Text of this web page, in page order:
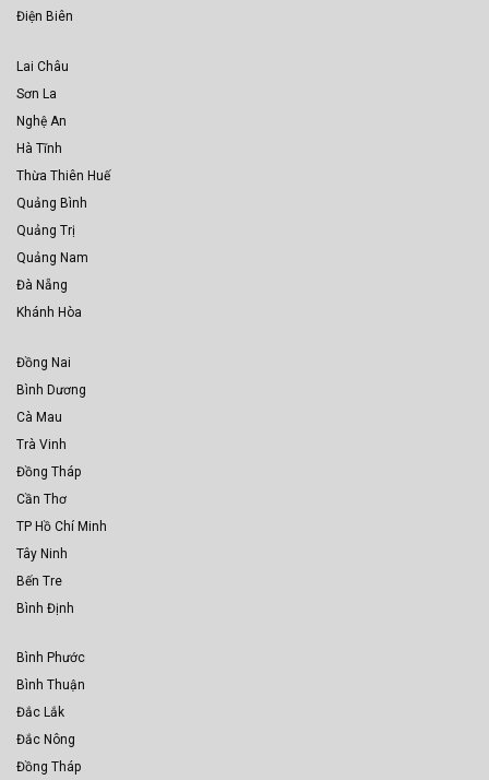
Điện Biên
Lai Châu
Sơn La
Nghệ An
Hà Tĩnh
Thừa Thiên Huế
Quảng Bình
Quảng Trị
Quảng Nam
Đà Nẵng
Khánh Hòa
Đồng Nai
Bình Dương
Cà Mau
Trà Vinh
Đồng Tháp
Cần Thơ
TP Hồ Chí Minh
Tây Ninh
Bến Tre
Bình Định
Bình Phước
Bình Thuận
Đắc Lắk
Đắc Nông
Đồng Tháp